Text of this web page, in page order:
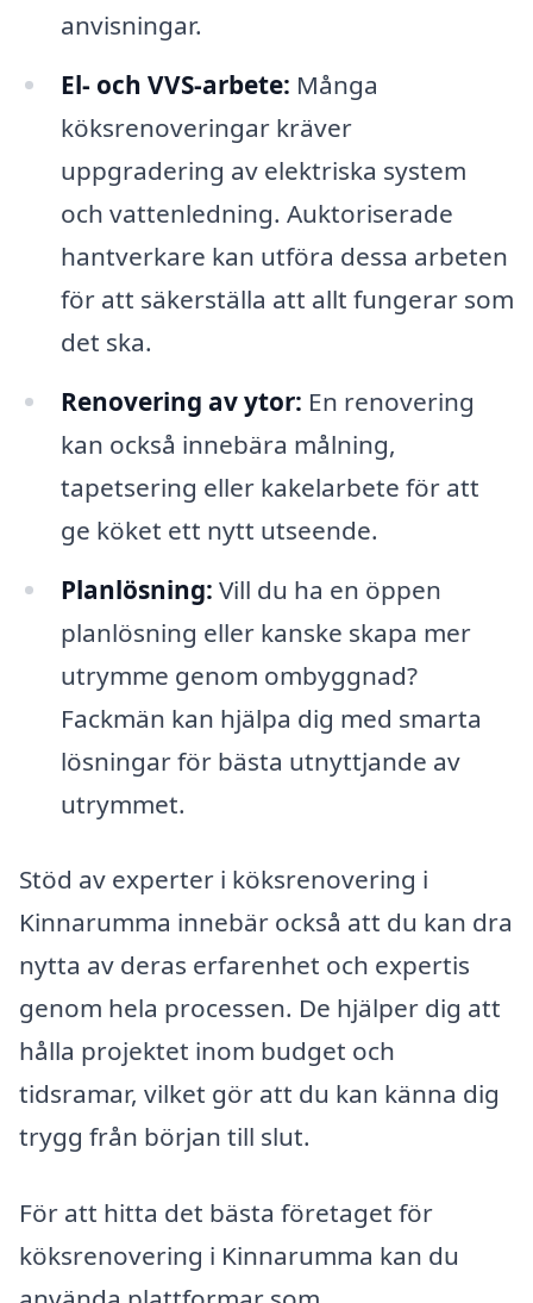
anvisningar.
El- och VVS-arbete: Många
köksrenoveringar kräver
uppgradering av elektriska system
och vattenledning. Auktoriserade
hantverkare kan utföra dessa arbeten
för att säkerställa att allt fungerar som
det ska.
Renovering av ytor: En renovering
kan också innebära målning,
tapetsering eller kakelarbete för att
ge köket ett nytt utseende.
Planlösning: Vill du ha en öppen
planlösning eller kanske skapa mer
utrymme genom ombyggnad?
Fackmän kan hjälpa dig med smarta
lösningar för bästa utnyttjande av
utrymmet.
Stöd av experter i köksrenovering i
Kinnarumma innebär också att du kan dra
nytta av deras erfarenhet och expertis
genom hela processen. De hjälper dig att
hålla projektet inom budget och
tidsramar, vilket gör att du kan känna dig
trygg från början till slut.
För att hitta det bästa företaget för
köksrenovering i Kinnarumma kan du